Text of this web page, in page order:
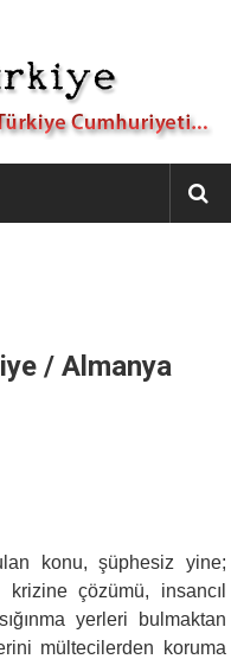
/ Almanya
konu, şüphesiz yine;
krizine çözümü, insancıl
yerleri bulmaktan
mültecilerden koruma